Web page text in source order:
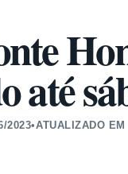
até
2023•ATUALIZADO EM